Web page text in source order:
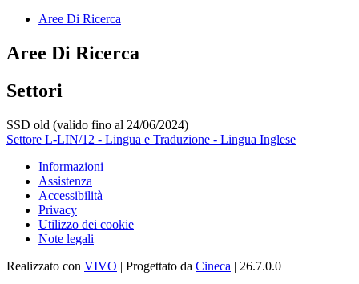
Aree Di Ricerca
Aree Di Ricerca
Settori
SSD old (valido fino al 24/06/2024)
Settore L-LIN/12 - Lingua e Traduzione - Lingua Inglese
Informazioni
Assistenza
Accessibilità
Privacy
Utilizzo dei cookie
Note legali
Realizzato con VIVO | Progettato da Cineca | 26.7.0.0